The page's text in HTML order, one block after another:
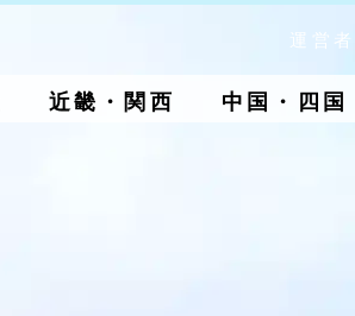
運営者
近畿・関西 中国・四国